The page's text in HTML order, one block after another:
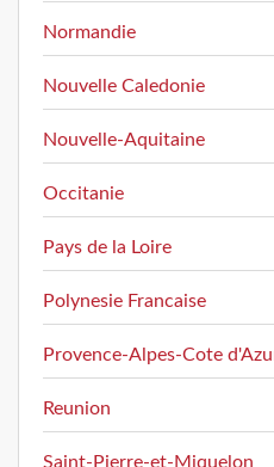
Normandie
Nouvelle Caledonie
Nouvelle-Aquitaine
Occitanie
Pays de la Loire
Polynesie Francaise
Provence-Alpes-Cote
Reunion
Saint-Pierre-et-Miquelon